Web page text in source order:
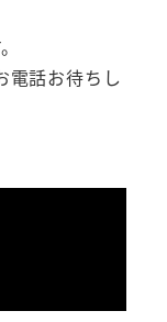
電話お待ちし